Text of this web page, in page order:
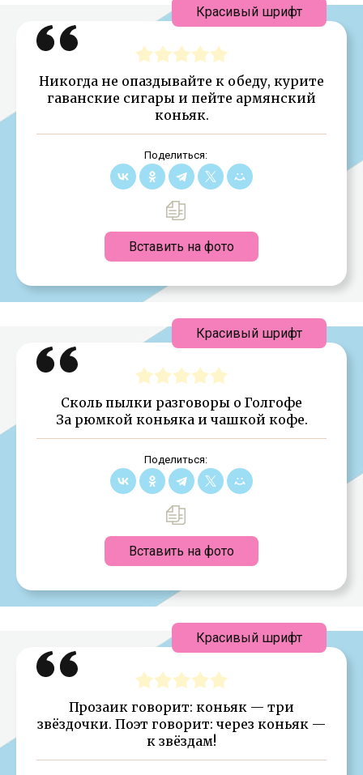
Никогда не опаздывайте к обеду, курите
гаванские сигары и пейте армянский
коньяк.
Поделиться:
Вставить на фото
Красивый шрифт
Сколь пылки разговоры о Голгофе
За рюмкой коньяка и чашкой кофе.
Поделиться:
Вставить на фото
Красивый шрифт
Прозаик говорит: коньяк — три
звёздочки. Поэт говорит: через коньяк —
к звёздам!
Красивый шрифт